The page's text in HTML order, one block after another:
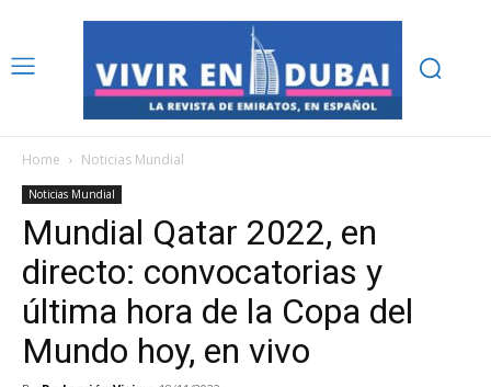
Home Noticias Mundial
Noticias Mundial
Mundial Qatar 2022, en
directo: convocatorias y
última hora de la Copa del
Mundo hoy, en vivo